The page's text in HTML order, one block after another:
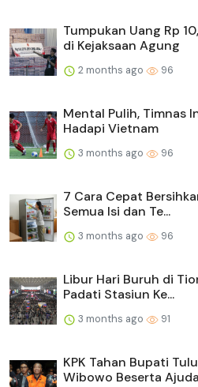
Tumpukan Uang Rp
di Kejaksaan Agung
2 months ago 96
Mental Pulih, Timnas
Hadapi Vietnam
3 months ago 96
7 Cara Cepat
Semua Isi dan Te...
3 months ago 96
Libur Hari Buruh di
Padati Stasiun Ke...
3 months ago 91
KPK Tahan Bupati
Wibowo Beserta